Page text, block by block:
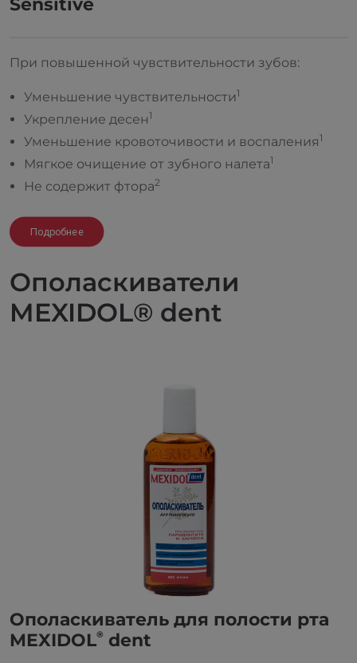
Sensitive
При повышенной чувствительности зубов:
Уменьшение чувствительности1
Укрепление десен1
Уменьшение кровоточивости и воспаления1
Мягкое очищение от зубного налета1
Не содержит фтора2
Подробнее
Ополаскиватели
MEXIDOL® dent
Ополаскиватель для полости рта
MEXIDOL® dent